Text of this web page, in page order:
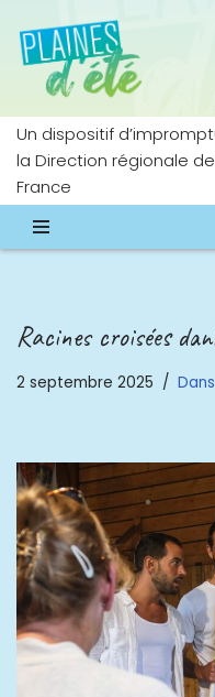
Aller
contenu
Un dispositif
la Direction régionale
France
Racines croisées
2 septembre 2025